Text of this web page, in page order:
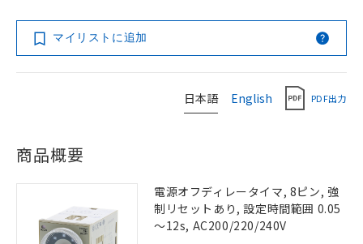
マイリストに追加
日本語 English PDF出力
商品概要
電源オフディレータイマ, 8ピン, 強
制リセットあり, 設定時間範囲 0.05
～12s, AC200/220/240V